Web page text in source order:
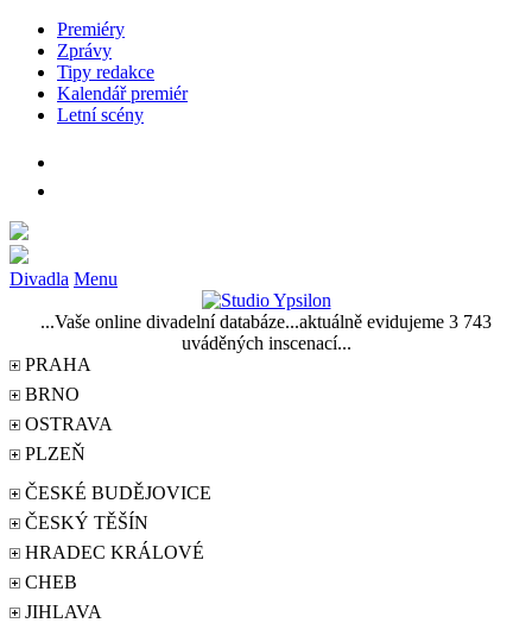
Premiéry
Zprávy
Tipy redakce
Kalendář premiér
Letní scény
Divadla Menu
...Vaše online divadelní databáze...aktuálně evidujeme 3 743
uváděných inscenací...
PRAHA
BRNO
OSTRAVA
PLZEŇ
ČESKÉ BUDĚJOVICE
ČESKÝ TĚŠÍN
HRADEC KRÁLOVÉ
CHEB
JIHLAVA